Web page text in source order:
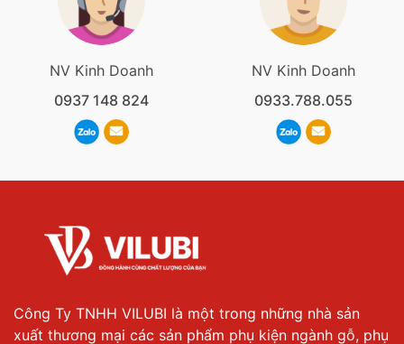
NV Kinh Doanh
0937 148 824
NV Kinh Doanh
0933.788.055
Công Ty TNHH VILUBI là một trong những nhà sản
xuất thương mại các sản phẩm phụ kiện ngành gỗ, phụ